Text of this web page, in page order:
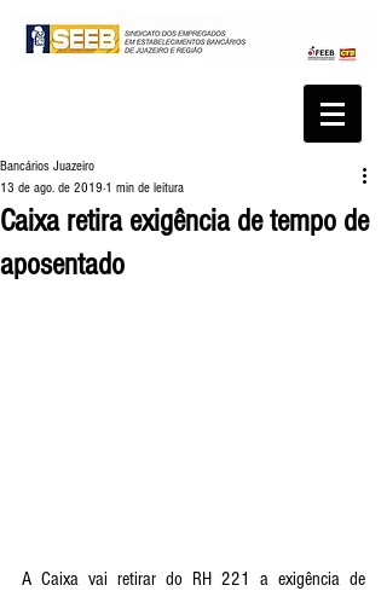
Caixa retira exigência de tempo de
aposentado
Bancários Juazeiro
13 de ago. de 2019 1 min de leitura
A Caixa vai retirar do RH 221 a exigência de